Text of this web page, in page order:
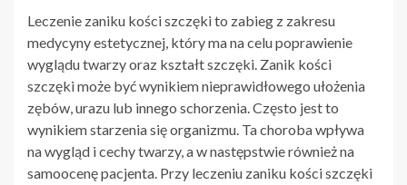
Leczenie zaniku kości szczęki to zabieg z zakresu
medycyny estetycznej, który ma na celu poprawienie
wyglądu twarzy oraz kształt szczęki. Zanik kości
szczęki może być wynikiem nieprawidłowego ułożenia
zębów, urazu lub innego schorzenia. Często jest to
wynikiem starzenia się organizmu. Ta choroba wpływa
na wygląd i cechy twarzy, a w następstwie również na
samoocenę pacjenta. Przy leczeniu zaniku kości szczęki